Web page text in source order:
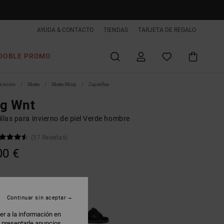
AYUDA & CONTACTO TIENDAS TARJETA DE REGALO
PROMO
inicio Skate Skate Shop Zapatillas
Wnt
para invierno de piel Verde hombre
(37 Reseñas)
€
a la información en
Continuar sin aceptar